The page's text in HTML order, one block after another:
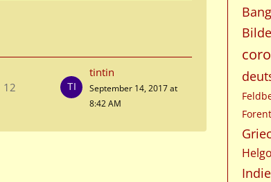
12
tintin
September 14, 2017 at
8:42 AM